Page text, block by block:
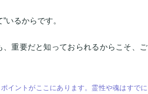
いるからです。
重要だと知っておられるからこそ、ご
イントがここにあります。霊性や魂はすでに